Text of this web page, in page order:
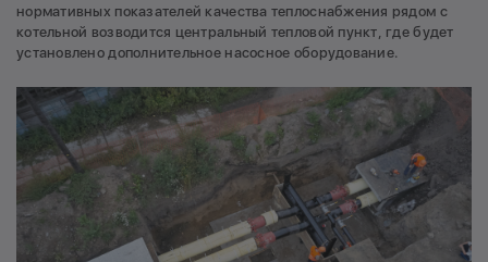
нормативных показателей качества теплоснабжения рядом с
котельной возводится центральный тепловой пункт, где будет
установлено дополнительное насосное оборудование.